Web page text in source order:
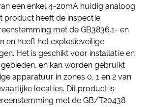
een enkel 4~20mA huidig ​​analoog
product heeft de inspectie
met de GB3836.1- en
en heeft het explosieveilige
Het is geschikt voor installatie en
en kan worden gebruikt
apparatuur in zones 0, 1 en 2 van
locaties. Dit product is
met de GB/T20438